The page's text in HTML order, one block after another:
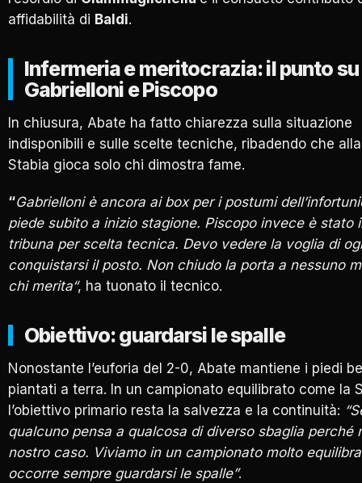
affidabilità di Baldi.
Infermeria e meritocrazia: il punto su
Gabrielloni e Piscopo
In chiusura, Abate ha fatto chiarezza sulla situazione
indisponibili e sulle scelte tecniche, ribadendo che
Stabia gioca solo chi dimostra fame.
“Gabrielloni è ancora ai box per i postumi
piede subito a inizio stagione. Piscopo invece è stato
tribuna per scelta tecnica. Devo vedere la voglia di
conquistarsi il posto. Non chiudo la porta a nessuno
chi merita“, ha tuonato il tecnico.
Obiettivo: guardarsi le spalle
Nonostante l’euforia del 2-0, Abate mantiene i piedi
piantati a terra. In un campionato equilibrato come la
l’obiettivo primario resta la salvezza e la continuità:
qualcuno pensa a qualcosa di diverso sbaglia perché
nostro caso. Viviamo in un campionato molto
occorre sempre guardarsi le spalle”.